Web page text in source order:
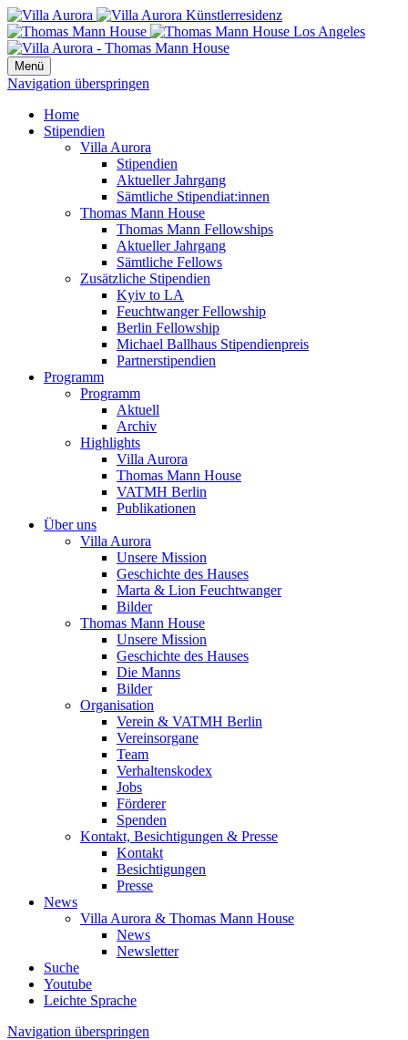
Menü
Navigation überspringen
Home
Stipendien
Villa Aurora
Stipendien
Aktueller Jahrgang
Sämtliche Stipendiat:innen
Thomas Mann House
Thomas Mann Fellowships
Aktueller Jahrgang
Sämtliche Fellows
Zusätzliche Stipendien
Kyiv to LA
Feuchtwanger Fellowship
Berlin Fellowship
Michael Ballhaus Stipendienpreis
Partnerstipendien
Programm
Programm
Aktuell
Archiv
Highlights
Villa Aurora
Thomas Mann House
VATMH Berlin
Publikationen
Über uns
Villa Aurora
Unsere Mission
Geschichte des Hauses
Marta & Lion Feuchtwanger
Bilder
Thomas Mann House
Unsere Mission
Geschichte des Hauses
Die Manns
Bilder
Organisation
Verein & VATMH Berlin
Vereinsorgane
Team
Verhaltenskodex
Jobs
Förderer
Spenden
Kontakt, Besichtigungen & Presse
Kontakt
Besichtigungen
Presse
News
Villa Aurora & Thomas Mann House
News
Newsletter
Suche
Youtube
Leichte Sprache
Navigation überspringen